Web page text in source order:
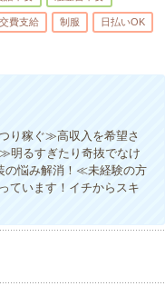
交費支給 制服 日払いOK
り稼ぐ≫高収入を希望さ
明るすぎたり奇抜でなけ
の悩み解消！≪未経験の方
ています！イチからスキ